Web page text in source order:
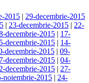
2015 | 29-decembrie-2015
| 23-decembrie-2015 | 22-
decembrie-2015 | 17-
decembrie-2015 | 14-
decembrie-2015 | 09-
decembrie-2015 | 04-
decembrie-2015 | 27-
noiembrie-2015 | 24-